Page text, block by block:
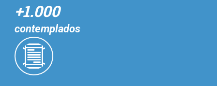
+1.000
contemplados